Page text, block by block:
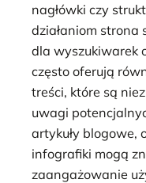
nagłówki czy
działaniom strona
dla wyszukiwarek
często oferują
treści, które są
uwagi
artykuły blogowe,
infografiki mogą
zaangażowanie